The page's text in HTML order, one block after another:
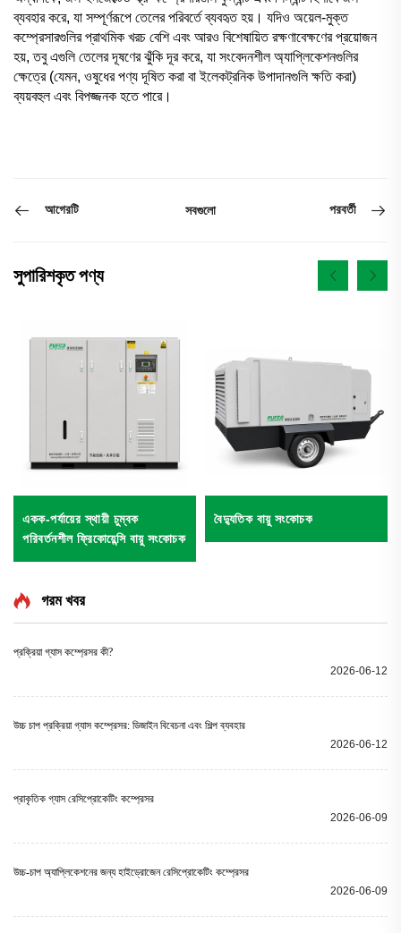
ব্যবহার করে, যা সম্পূর্ণরূপে তেলের পরিবর্তে ব্যবহৃত হয়। যদিও অয়েল-মুক্ত
কম্প্রেসারগুলির প্রাথমিক খরচ বেশি এবং আরও বিশেষায়িত রক্ষণাবেক্ষণের প্রয়োজন
হয়, তবু এগুলি তেলের দূষণের ঝুঁকি দূর করে, যা সংবেদনশীল অ্যাপ্লিকেশনগুলির
ক্ষেত্রে (যেমন, ওষুধের পণ্য দূষিত করা বা ইলেকট্রনিক উপাদানগুলি ক্ষতি করা)
ব্যয়বহুল এবং বিপজ্জনক হতে পারে।
আগেরটি সবগুলো পরবর্তী
সুপারিশকৃত পণ্য
একক-পর্যায়ের স্থায়ী চুম্বক
পরিবর্তনশীল ফ্রিকোয়েন্সি বায়ু সংকোচক
বৈদ্যুতিক বায়ু সংকোচক
গরম খবর
প্রক্রিয়া গ্যাস কম্প্রেসর কী?
2026-06-12
উচ্চ চাপ প্রক্রিয়া গ্যাস কম্প্রেসর: ডিজাইন বিবেচনা এবং শিল্প ব্যবহার
2026-06-12
প্রাকৃতিক গ্যাস রেসিপ্রোকেটিং কম্প্রেসর
2026-06-09
উচ্চ-চাপ অ্যাপ্লিকেশনের জন্য হাইড্রোজেন রেসিপ্রোকেটিং কম্প্রেসর
2026-06-09